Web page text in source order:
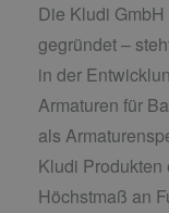
Die Kludi
gegründet –
in der
Armaturen für
als
Kludi Produkten
Höchstmaß an